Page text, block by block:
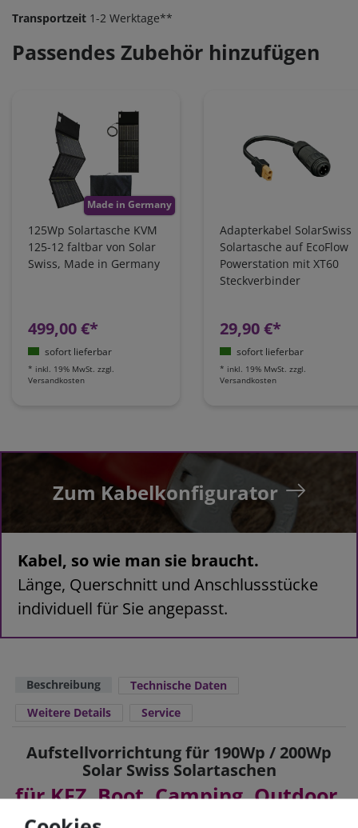
Transportzeit 1-2 Werktage**
Passendes Zubehör hinzufügen
Made in Germany
125Wp Solartasche KVM
125-12 faltbar von Solar
Swiss, Made in Germany
499,00 €*
sofort lieferbar
* inkl. 19% MwSt. zzgl.
Versandkosten
Adapterkabel SolarSwiss
Solartasche auf EcoFlow
Powerstation mit XT60
Steckverbinder
29,90 €*
sofort lieferbar
* inkl. 19% MwSt. zzgl.
Versandkosten
Zum Kabelkonfigurator
Kabel, so wie man sie braucht.
Länge, Querschnitt und Anschlussstücke
individuell für Sie angepasst.
Beschreibung
Technische Daten
Weitere Details
Service
Aufstellvorrichtung für 190Wp / 200Wp
Solar Swiss Solartaschen
für KFZ, Boot, Camping, Outdoor,
Caravan, Haus, Garten, Freizeit